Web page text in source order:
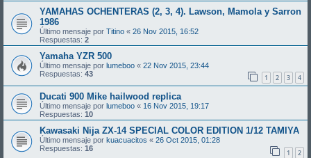
YAMAHAS OCHENTERAS (2, 3, 4). Lawson, Mamola y Sarron
1986
Último mensaje por Titino « 26 Nov 2015, 16:52
Respuestas: 2
Yamaha YZR 500
Último mensaje por lumeboo « 22 Nov 2015, 23:44
Respuestas: 43 1 2 3 4
Ducati 900 Mike hailwood replica
Último mensaje por lumeboo « 16 Nov 2015, 19:17
Respuestas: 10
Kawasaki Nija ZX-14 SPECIAL COLOR EDITION 1/12 TAMIYA
Último mensaje por kuacuacitos « 26 Oct 2015, 01:28
Respuestas: 16 1 2